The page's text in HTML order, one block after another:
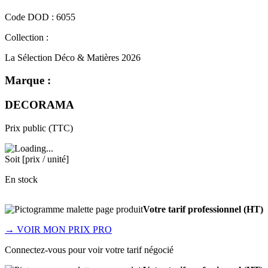
Code DOD : 6055
Collection :
La Sélection Déco & Matières 2026
Marque :
DECORAMA
Prix public (TTC)
Soit [prix / unité]
En stock
Votre tarif professionnel (HT)
→ VOIR MON PRIX PRO
Connectez-vous pour voir votre tarif négocié